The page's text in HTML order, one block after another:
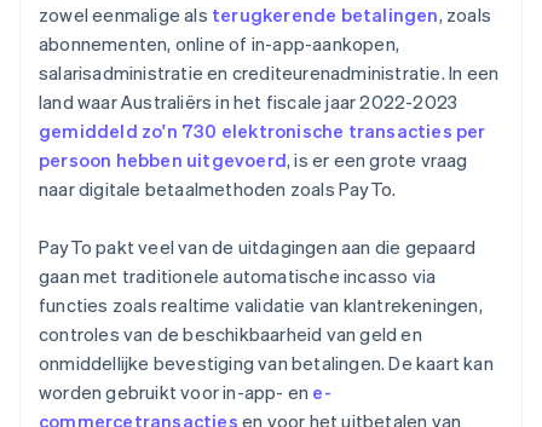
zowel eenmalige als terugkerende betalingen, zoals
abonnementen, online of in-app-aankopen,
salarisadministratie en crediteurenadministratie. In een
land waar Australiërs in het fiscale jaar 2022-2023
gemiddeld zo'n 730 elektronische transacties per
persoon hebben uitgevoerd, is er een grote vraag
naar digitale betaalmethoden zoals PayTo.
PayTo pakt veel van de uitdagingen aan die gepaard
gaan met traditionele automatische incasso via
functies zoals realtime validatie van klantrekeningen,
controles van de beschikbaarheid van geld en
onmiddellijke bevestiging van betalingen. De kaart kan
worden gebruikt voor in-app- en e-
commercetransacties en voor het uitbetalen van